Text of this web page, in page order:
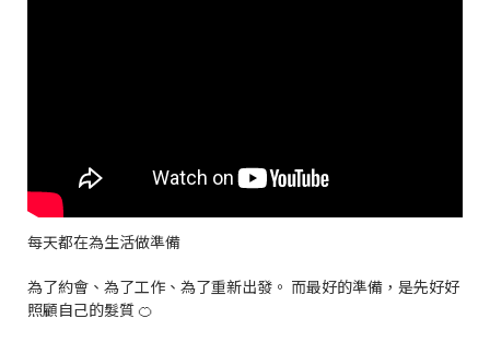
每天都在為生活做準備
為了約會、為了工作、為了重新出發。 而最好的準備，是先好好
照顧自己的髮質 🍊